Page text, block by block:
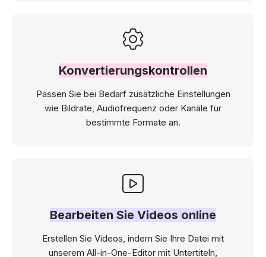
Konvertierungskontrollen
Passen Sie bei Bedarf zusätzliche Einstellungen
wie Bildrate, Audiofrequenz oder Kanäle für
bestimmte Formate an.
Bearbeiten Sie Videos online
Erstellen Sie Videos, indem Sie Ihre Datei mit
unserem All-in-One-Editor mit Untertiteln,